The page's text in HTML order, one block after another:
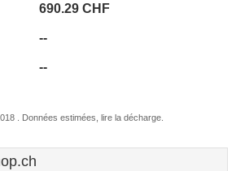
690.29 CHF
--
--
. Données estimées, lire la décharge.